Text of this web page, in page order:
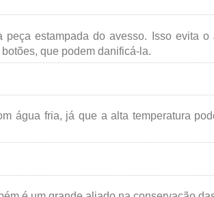
peça estampada do avesso. Isso evita
que podem danificá-la.
água fria, já que a alta temperatura